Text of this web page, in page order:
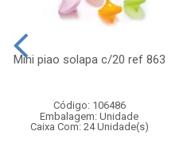
Mini piao solapa c/20 ref 863
Código: 106486
Embalagem: Unidade
Caixa Com: 24 Unidade(s)